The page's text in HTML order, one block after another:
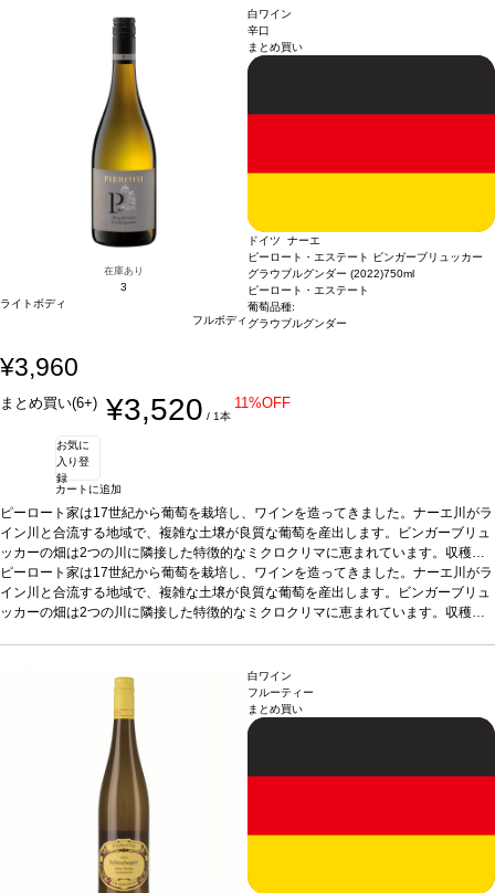
スパイスの効いた料理、タイ・カレー、ロックフォールチーズ
葡萄品種
*本ヴィンテージが在庫切れの場合、在庫が
あり価格が同様の場合は自動的に次のヴィンテージに変更されます、ご了承くださ
在庫あり
3
ライトボディ
フルボディ
白ワイン
辛口
まとめ買い
ドイツ ナーエ
ピーロート・エステート ビンガーブリュッカー
グラウブルグンダー (2022)750ml
ピーロート・エステート
葡萄品種:
グラウブルグンダー
¥3,960
まとめ買い(6+) ¥3,520 / 1本
11%OFF
お気に
入り登
録
カートに追加
ピーロート家は17世紀から葡萄を栽培し、ワインを造ってきました。ナーエ川がラ
イン川と合流する地域で、複雑な土壌が良質な葡萄を産出します。ビンガーブリュ
ッカーの畑は2つの川に隣接した特徴的なミクロクリマに恵まれています。収穫は
段階的に行い上質な澱の上で6カ月間熟成。今ドイツでトレンドのピノ・グリ（グ
ラウブルグンダー）を用いた、ジャスミン、スグリ、ライチの香りを持つフルーテ
ィーなワインです。 テイスティングノート ノーズはバナナ、ドライアプリコッ
*本ヴィンテージが在庫切れの場合、在庫があり価格が同様
の場合は自動的に次のヴィンテージに変更されます、ご了承ください。
ピーロート家は17世紀から葡萄を栽培し、ワインを造ってきました。ナーエ川がラ
イン川と合流する地域で、複雑な土壌が良質な葡萄を産出します。ビンガーブリュ
ッカーの畑は2つの川に隣接した特徴的なミクロクリマに恵まれています。収穫は
テイスティングノートノーズはバナナ、ドライアプリコッ
ト、パイナップルを示す。クリーミーで素晴らしく滑らかな味わいは、生き生きと
したジューシーさが長く続く。
パスタ、シーフードなどと好相性
グラウブルグンダー
*本ヴィンテージが在庫切れの場合、在庫があり価格が同様
の場合は自動的に次のヴィンテージに変更されます、ご了承ください。
白ワイン
フルーティー
まとめ買い